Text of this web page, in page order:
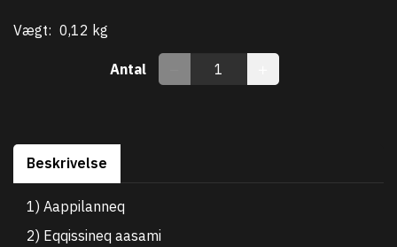
Vægt: 0,12 kg
Antal
Beskrivelse
1) Aappilanneq
2) Eqqissineq aasami